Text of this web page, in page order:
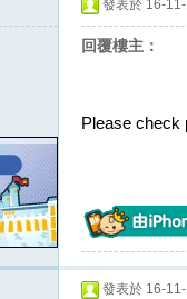
發表於 16-
回覆樓主：
Please check
發表於 16-